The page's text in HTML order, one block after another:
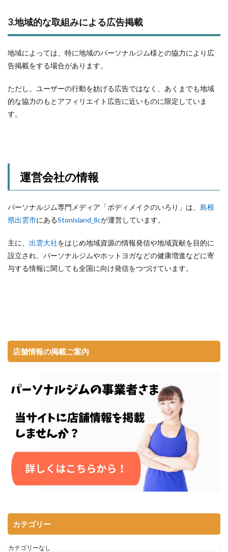
3.地域的な取組みによる広告掲載
地域によっては、特に地域のパーソナルジム様との協力により広
告掲載をする場合があります。
ただし、ユーザーの行動を妨げる広告ではなく、あくまでも地域
的な協力のもとアフィリエイト広告に近いものに限定していま
す。
運営会社の情報
パーソナルジム専門メディア「ボディメイクのいろり」は、 島根
県出雲市にあるStonisland_llcが運営しています。
主に、 出雲大社をはじめ地域資源の情報発信や地域貢献を目的に
設立され、パーソナルジムやホットヨガなどの健康増進などに寄
与する情報に関しても全国に向け発信をつづけています。
店舗情報の掲載ご案内
カテゴリー
カテゴリーなし